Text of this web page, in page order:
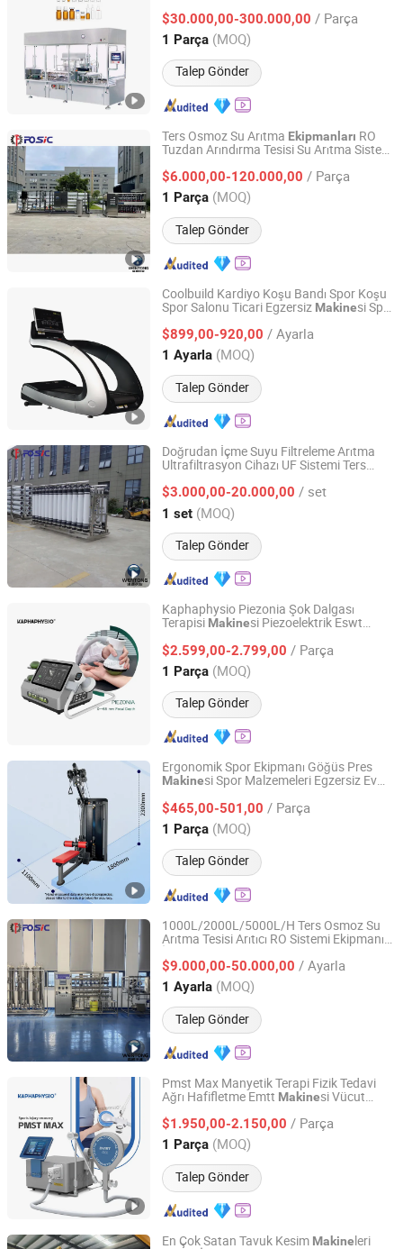
$30.000,00-300.000,00 / Parça
1 Parça (MOQ)
Talep Gönder
Shanghai, China Fiyat 2016
Ters Osmoz Su Arıtma Ekipmanları RO
Tuzdan Arındırma Tesisi Su Arıtma Sistemi
$6.000,00-120.000,00 / Parça
1 Parça (MOQ)
Talep Gönder
Wenzhou Hengtong Water Treatment Co., Ltd.
Zhejiang, China Fiyat 2008
Coolbuild Kardiyo Koşu Bandı Spor Koşu
Spor Salonu Ticari Egzersiz Makinesi Spor
$899,00-920,00 / Ayarla
1 Ayarla (MOQ)
Talep Gönder
Shandong Coolbuild Fitness Equipment Co., Ltd
Shandong, China Fiyat 2024
Doğrudan İçme Suyu Filtreleme Arıtma
Ultrafiltrasyon Cihazı UF Sistemi Ters
Makinesi Ekipmanı
$3.000,00-20.000,00 / set
1 set (MOQ)
Talep Gönder
Wenzhou Hengtong Water Treatment Co., Ltd.
Zhejiang, China Fiyat 2008
Kaphaphysio Piezonia Şok Dalgası
Terapisi Makinesi Piezoelektrik Eswt
Uygulaması
$2.599,00-2.799,00 / Parça
1 Parça (MOQ)
Talep Gönder
Guangzhou Kapha Electronic Technology Co., Ltd.
Guangdong, China Fiyat 2017
Ergonomik Spor Ekipmanı Göğüs Pres
Makinesi Spor Malzemeleri Egzersiz Ev
$465,00-501,00 / Parça
1 Parça (MOQ)
Talep Gönder
Shandong Coolbuild Fitness Equipment Co., Ltd
Shandong, China Fiyat 2024
1000L/2000L/5000L/H Ters Osmoz Su
Arıtma Tesisi Arıtıcı RO Sistemi Ekipmanı
Arıtma Tesisi
$9.000,00-50.000,00 / Ayarla
1 Ayarla (MOQ)
Talep Gönder
Wenzhou Hengtong Water Treatment Co., Ltd.
Zhejiang, China Fiyat 2008
Pmst Max Manyetik Terapi Fizik Tedavi
Ağrı Hafifletme Emtt Makinesi Vücut
$1.950,00-2.150,00 / Parça
1 Parça (MOQ)
Talep Gönder
Guangzhou Kapha Electronic Technology Co., Ltd.
Guangdong, China Fiyat 2017
En Çok Satan Tavuk Kesim Makineleri